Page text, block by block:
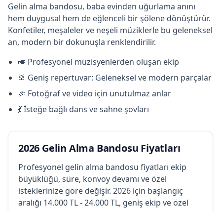
Gelin alma bandosu, baba evinden uğurlama anını
hem duygusal hem de eğlenceli bir şölene dönüştürür.
Konfetiler, meşaleler ve neşeli müziklerle bu geleneksel
an, modern bir dokunuşla renklendirilir.
🎺 Profesyonel müzisyenlerden oluşan ekip
🥁 Geniş repertuvar: Geleneksel ve modern parçalar
🎉 Fotoğraf ve video için unutulmaz anlar
💃 İsteğe bağlı dans ve sahne şovları
2026 Gelin Alma Bandosu Fiyatları
Profesyonel gelin alma bandosu fiyatları ekip
büyüklüğü, süre, konvoy devamı ve özel
isteklerinize göre değişir. 2026 için başlangıç
aralığı 14.000 TL - 24.000 TL, geniş ekip ve özel